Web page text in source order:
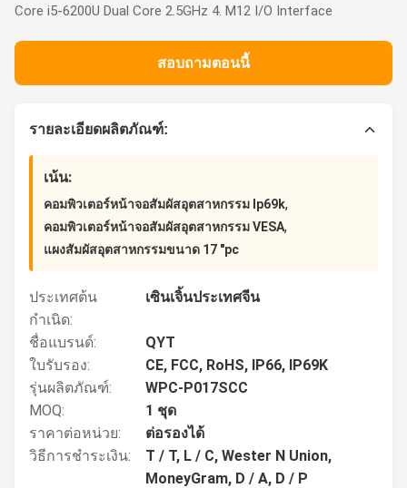
Core i5-6200U Dual Core 2.5GHz 4. M12 I/O Interface
สอบถามตอนนี้
รายละเอียดผลิตภัณฑ์:
เน้น:
คอมพิวเตอร์หน้าจอสัมผัสอุตสาหกรรม Ip69k,
คอมพิวเตอร์หน้าจอสัมผัสอุตสาหกรรม VESA,
แผงสัมผัสอุตสาหกรรมขนาด 17 "pc
ประเทศต้น
กำเนิด:
เซินเจิ้นประเทศจีน
ชื่อแบรนด์:
QYT
ใบรับรอง:
CE, FCC, RoHS, IP66, IP69K
รุ่นผลิตภัณฑ์:
WPC-P017SCC
MOQ:
1 ชุด
ราคาต่อหน่วย:
ต่อรองได้
วิธีการชำระเงิน:
T / T, L / C, Wester N Union,
MoneyGram, D / A, D / P